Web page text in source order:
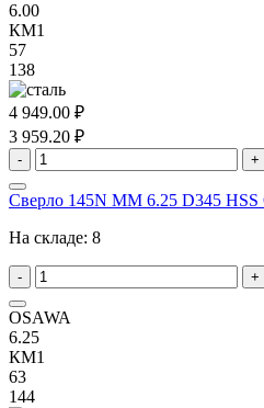
6.00
КМ1
57
138
4 949.00 ₽
3 959.20 ₽
- +
Сверло 145N MM 6.25 D345 HSS
На складе: 8
- +
OSAWA
6.25
КМ1
63
144